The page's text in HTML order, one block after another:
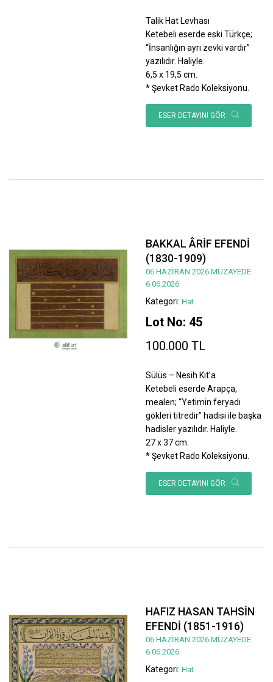
Talik Hat Levhası
Ketebeli eserde eski Türkçe;
“İnsanlığın ayrı zevki vardır”
yazılıdır. Haliyle.
6,5 x 19,5 cm.
* Şevket Rado Koleksiyonu.
ESER DETAYINI GÖR
BAKKAL ÂRİF EFENDİ
(1830-1909)
06 HAZİRAN 2026 MÜZAYEDE
6.06.2026
Kategori: Hat
Lot No: 45
100.000 TL
Sülüs – Nesih Kıt’a
Ketebeli eserde Arapça,
mealen; “Yetimin feryadı
gökleri titredir” hadisi ile başka
hadisler yazılıdır. Haliyle.
27 x 37 cm.
* Şevket Rado Koleksiyonu.
ESER DETAYINI GÖR
HAFIZ HASAN TAHSİN
EFENDİ (1851-1916)
06 HAZİRAN 2026 MÜZAYEDE
6.06.2026
Kategori: Hat